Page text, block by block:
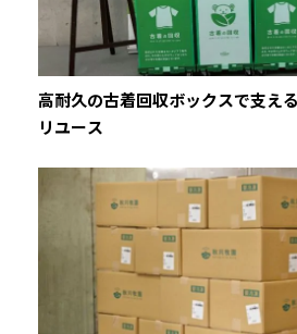
高耐久の古着回収ボックスで支え
リユース